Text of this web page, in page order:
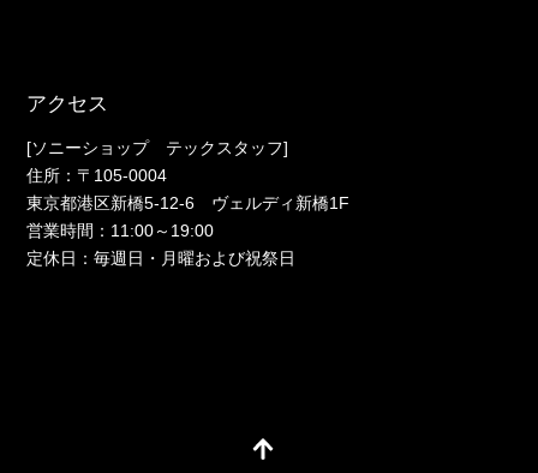
アクセス
[ソニーショップ テックスタッフ]
住所：〒105-0004
東京都港区新橋5-12-6 ヴェルディ新橋1F
営業時間：11:00～19:00
定休日：毎週日・月曜および祝祭日